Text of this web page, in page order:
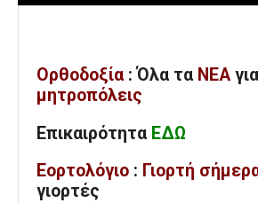
Ορθοδοξία : Όλα τα ΝΕΑ
μητροπόλεις
Επικαιρότητα ΕΔΩ
Εορτολόγιο : Γιορτή
γιορτές